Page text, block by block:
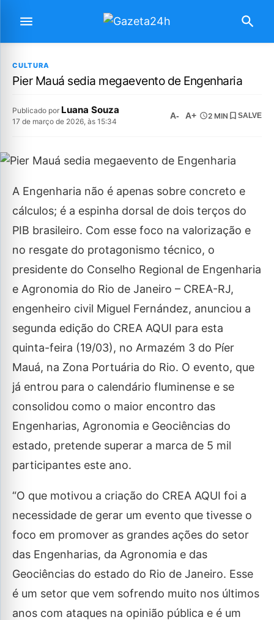
CULTURA
Pier Mauá sedia megaevento de Engenharia
Publicado por Luana Souza
17 de março de 2026, às 15:34
A- A+ 2 MIN SALVE
A Engenharia não é apenas sobre concreto e
cálculos; é a espinha dorsal de dois terços do
PIB brasileiro. Com esse foco na valorização e
no resgate do protagonismo técnico, o
presidente do Conselho Regional de Engenharia
e Agronomia do Rio de Janeiro – CREA-RJ,
engenheiro civil Miguel Fernández, anunciou a
segunda edição do CREA AQUI para esta
quinta-feira (19/03), no Armazém 3 do Píer
Mauá, na Zona Portuária do Rio. O evento, que
já entrou para o calendário fluminense e se
consolidou como o maior encontro das
Engenharias, Agronomia e Geociências do
estado, pretende superar a marca de 5 mil
participantes este ano.
“O que motivou a criação do CREA AQUI foi a
necessidade de gerar um evento que tivesse o
foco em promover as grandes ações do setor
das Engenharias, da Agronomia e das
Geociências do estado do Rio de Janeiro. Esse
é um setor que vem sofrendo muito nos últimos
anos com ataques na opinião pública e é um